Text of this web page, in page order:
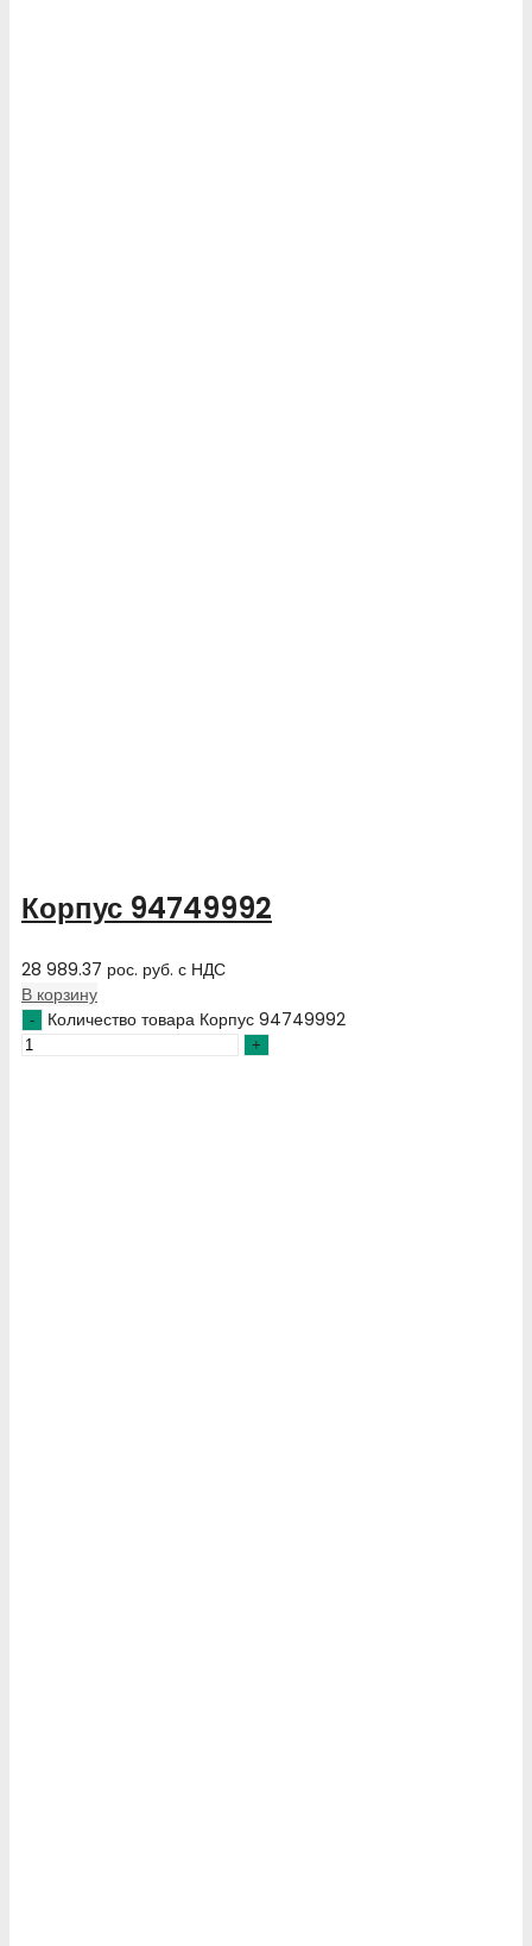
Корпус 94749992
28 989.37 рос. руб. с НДС
В корзину
Количество товара Корпус 94749992